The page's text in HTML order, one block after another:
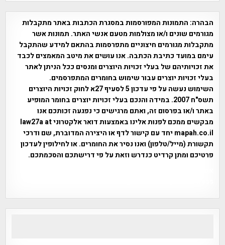
הבהרה: התמונות המפורסמות במסגרת הכתבות באתר מתקבלות
מגורמים שונים ו/או מצולמות מטעם אנשי האתר. תמונות אשר
מתקבלות מגורמים חיצוניים מתפרסמות בהתאם למידע שהתקבל
עימם במועד כתיבת הכתבה. אנו עושים את מיטב המאמצים לכבד
את זכויותיהם של בעלי זכויות היוצרים ומנסים ככל הניתן לאתר
בעלי זכויות יוצרים עבור שימוש בחומרים המתפרסמים.
השימוש נעשה על פי עדכון 5 לסעיף 27א לחוק זכויות היוצרים
תשס"ח 2007. במידה והנכם בעלי זכויות יוצרים בחומר המופיע
באתר ו/או בפרסום זה, ואתם מרגישים כי נפגעה זכותכם אנו
מבקשים ממכם לפנות אלינו באמצעות דואר אלקטרוני law27a at
mapah.co.il יחד עם קישור לדף או היצירה המדוברת, שם ודרכי
תקשורת (מייל/טלפון) ואנו נסיר את החומרים. או לחילופין לעדכון
פרטיכם ומתן קרדיט כנדרש וזאת על פי דרישתכם והסכמתכם.